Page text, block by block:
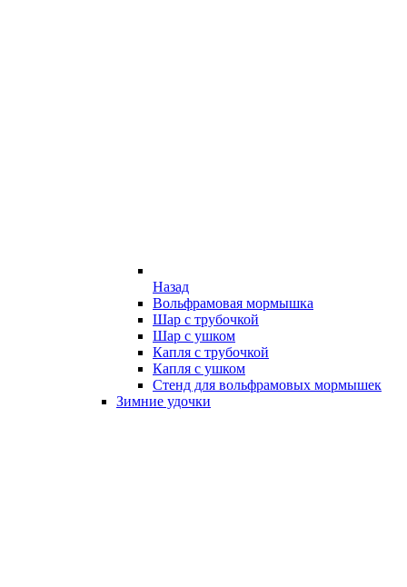
Назад
Вольфрамовая мормышка
Шар с трубочкой
Шар с ушком
Капля с трубочкой
Капля с ушком
Стенд для вольфрамовых мормышек
Зимние удочки